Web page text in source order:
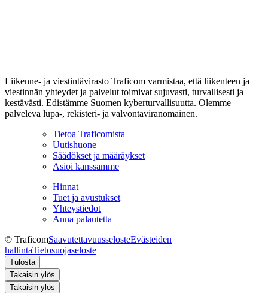
Liikenne- ja viestintävirasto Traficom varmistaa, että liikenteen ja
viestinnän yhteydet ja palvelut toimivat sujuvasti, turvallisesti ja
kestävästi. Edistämme Suomen kyberturvallisuutta. Olemme
palveleva lupa-, rekisteri- ja valvontaviranomainen.
Tietoa Traficomista
Uutishuone
Säädökset ja määräykset
Asioi kanssamme
Hinnat
Tuet ja avustukset
Yhteystiedot
Anna palautetta
© TraficomSaavutettavuusselosteEvästeiden
hallintaTietosuojaseloste
Tulosta
Takaisin ylös
Takaisin ylös